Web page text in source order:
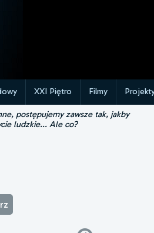
XXI Piętro Filmy
postępujemy zawsze tak, jakby
ludzkie... Ale co?